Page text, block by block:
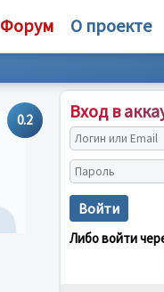
Форум О проекте
0.2 Вход в
Войти
Либо войти